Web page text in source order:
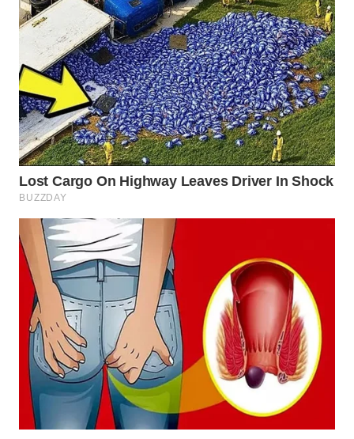
BEKASI
WN
BOGOR
WN
DEPOK
WN
TAPANULI
UTARA
WN
SAMOSIR
WN
PADANG
LAWAS
WN
SUMEDANG